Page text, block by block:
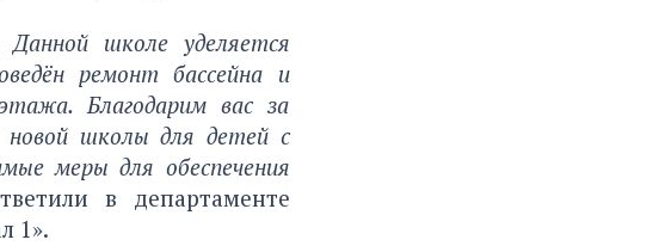
школе уделяется
ремонт бассейна и
Благодарим вас за
новой школы для детей с
меры для обеспечения
в департаменте
1».